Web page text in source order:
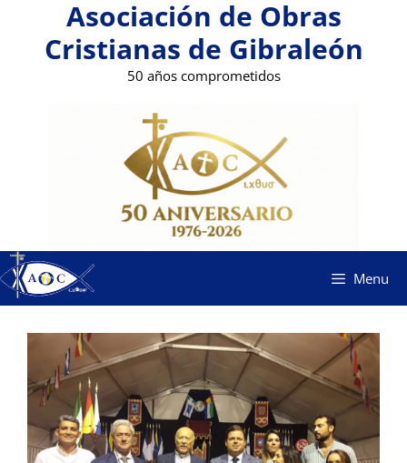
contenido
Asociación de Obras
Cristianas de Gibraleón
50 años comprometidos
Menu